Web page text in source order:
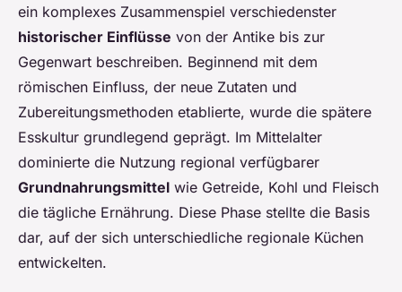
ein komplexes Zusammenspiel verschiedenster
historischer Einflüsse von der Antike bis zur
Gegenwart beschreiben. Beginnend mit dem
römischen Einfluss, der neue Zutaten und
Zubereitungsmethoden etablierte, wurde die spätere
Esskultur grundlegend geprägt. Im Mittelalter
dominierte die Nutzung regional verfügbarer
Grundnahrungsmittel wie Getreide, Kohl und Fleisch
die tägliche Ernährung. Diese Phase stellte die Basis
dar, auf der sich unterschiedliche regionale Küchen
entwickelten.